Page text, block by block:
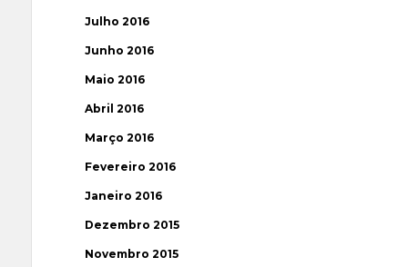
Julho 2016
Junho 2016
Maio 2016
Abril 2016
Março 2016
Fevereiro 2016
Janeiro 2016
Dezembro 2015
Novembro 2015